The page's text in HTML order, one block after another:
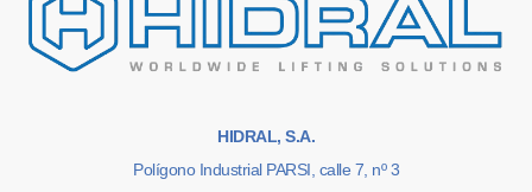
HIDRAL, S.A.
Polígono Industrial PARSI, calle 7, nº 3